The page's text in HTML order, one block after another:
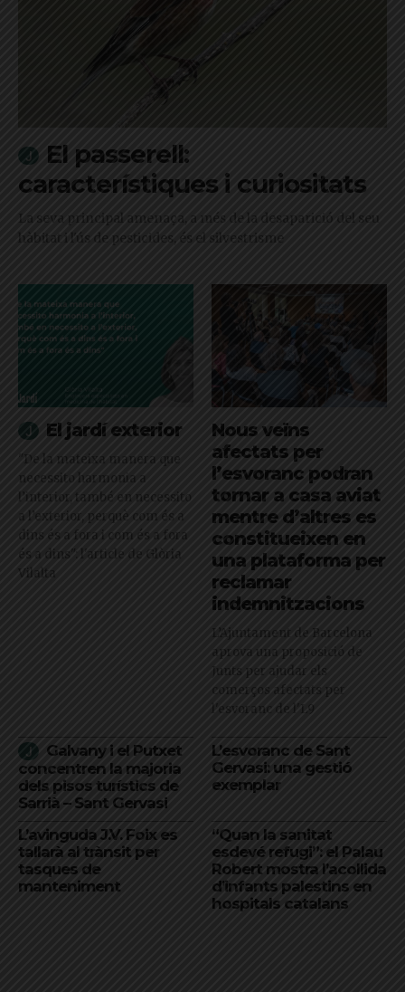
El passerell:
característiques i curiositats
La seva principal amenaça, a més de la desaparició del seu
hàbitat i l'ús de pesticides, és el silvestrisme
El jardí exterior
"De la mateixa manera que
necessito harmonia a
l’interior, també en necessito
a l’exterior, perquè com és a
dins és a fora i com és a fora
és a dins": l'article de Glòria
Vilalta
Nous veïns
afectats per
l’esvoranc podran
tornar a casa aviat
mentre d’altres es
constitueixen en
una plataforma per
reclamar
indemnitzacions
L’Ajuntament de Barcelona
aprova una proposició de
Junts per ajudar els
comerços afectats per
l'esvoranc de l'L9
Galvany i el Putxet
concentren la majoria
dels pisos turístics de
Sarrià – Sant Gervasi
L’esvoranc de Sant
Gervasi: una gestió
exemplar
L’avinguda J.V. Foix es
tallarà al trànsit per
tasques de
manteniment
“Quan la sanitat
esdevé refugi”: el Palau
Robert mostra l’acollida
d’infants palestins en
hospitals catalans